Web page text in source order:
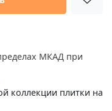
МКАД при
коллекции плитки на